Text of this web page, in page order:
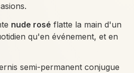
nude rosé flatte la main d'un
qu'en événement, et en
semi-permanent conjugue